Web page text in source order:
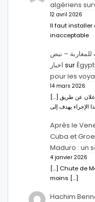
algériens
12 avril 2026
Il faut installer
inacceptable
– نبض
اخبار sur
pour les
14 mars 2026
[…] الإعلان عن طريق Ahmed Abdel-Latifسفير مصر بالرباط.
Après le
Cuba et
Maduro : un
4 janvier 2026
[…] Chute de
moins […]
Hachim